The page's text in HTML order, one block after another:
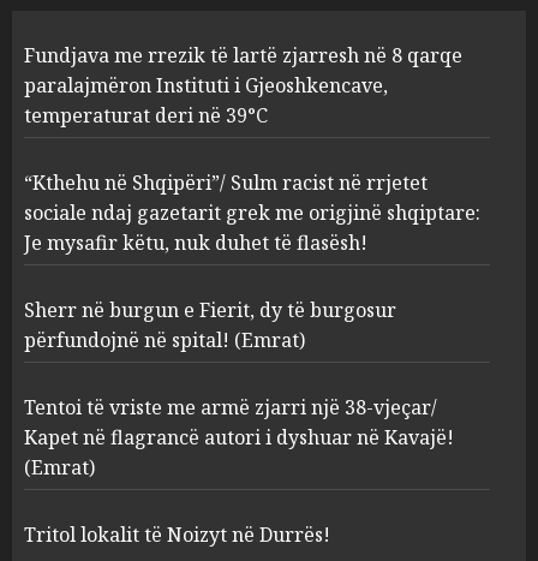
2
racist në rrjetet sociale ndaj
gazetarit grek me origjinë
shqiptare: Je mysafir këtu,
nuk duhet të flasësh!
3
Sherr në burgun e Fierit, dy të
burgosur përfundojnë në
AUGUST 8, 2026
Tentoi të vriste me armë
zjarri një 38-vjeçar/ Kapet në
flagrancë autori i dyshuar në
Kavajë! (Emrat)
Fundjava me rrezik të lartë zjarresh në 8 qarqe
paralajmëron Instituti i Gjeoshkencave,
temperaturat deri në 39°C
“Kthehu në Shqipëri”/ Sulm racist në rrjetet
sociale ndaj gazetarit grek me origjinë shqiptare:
Je mysafir këtu, nuk duhet të flasësh!
Sherr në burgun e Fierit, dy të burgosur
përfundojnë në spital! (Emrat)
Tentoi të vriste me armë zjarri një 38-vjeçar/
Kapet në flagrancë autori i dyshuar në Kavajë!
(Emrat)
Tritol lokalit të Noizyt në Durrës!